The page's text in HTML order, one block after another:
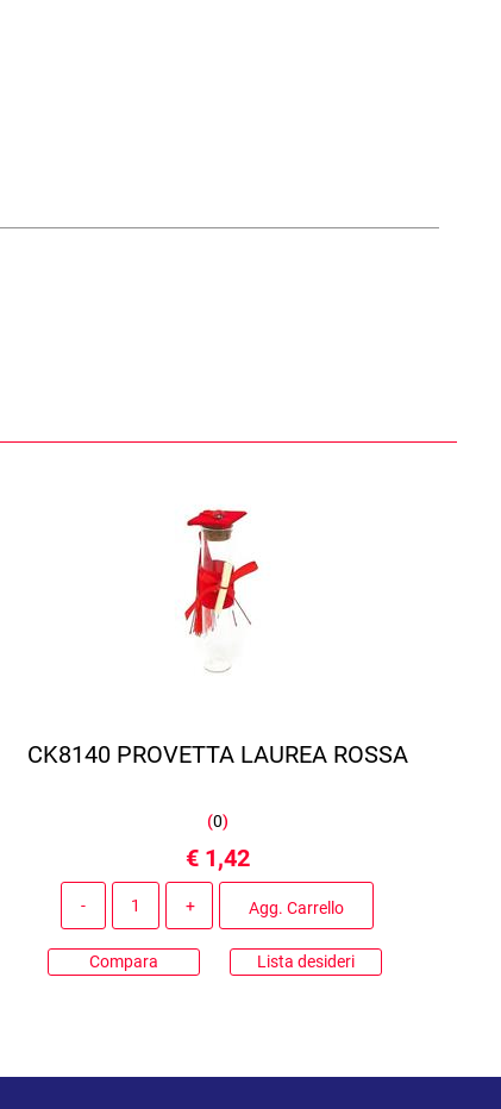
CK8140 PROVETTA LAUREA ROSSA
(0)
€ 1,42
Agg. Carrello
Compara Lista desideri